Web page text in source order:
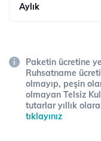
Aylık
Paketin ücretine
Ruhsatname
olmayıp, peşin
olmayan Telsiz
tutarlar yıllık
tıklayınız